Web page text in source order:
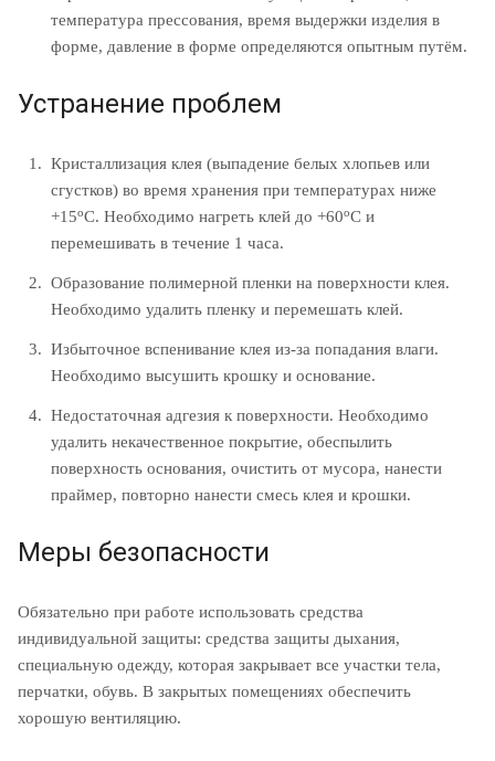
температура прессования, время выдержки изделия в
форме, давление в форме определяются опытным путём.
Устранение проблем
Кристаллизация клея (выпадение белых хлопьев или
сгустков) во время хранения при температурах ниже
+15оС. Необходимо нагреть клей до +60оС и
перемешивать в течение 1 часа.
Образование полимерной пленки на поверхности клея.
Необходимо удалить пленку и перемешать клей.
Избыточное вспенивание клея из-за попадания влаги.
Необходимо высушить крошку и основание.
Недостаточная адгезия к поверхности. Необходимо
удалить некачественное покрытие, обеспылить
поверхность основания, очистить от мусора, нанести
праймер, повторно нанести смесь клея и крошки.
Меры безопасности
Обязательно при работе использовать средства
индивидуальной защиты: средства защиты дыхания,
специальную одежду, которая закрывает все участки тела,
перчатки, обувь. В закрытых помещениях обеспечить
хорошую вентиляцию.